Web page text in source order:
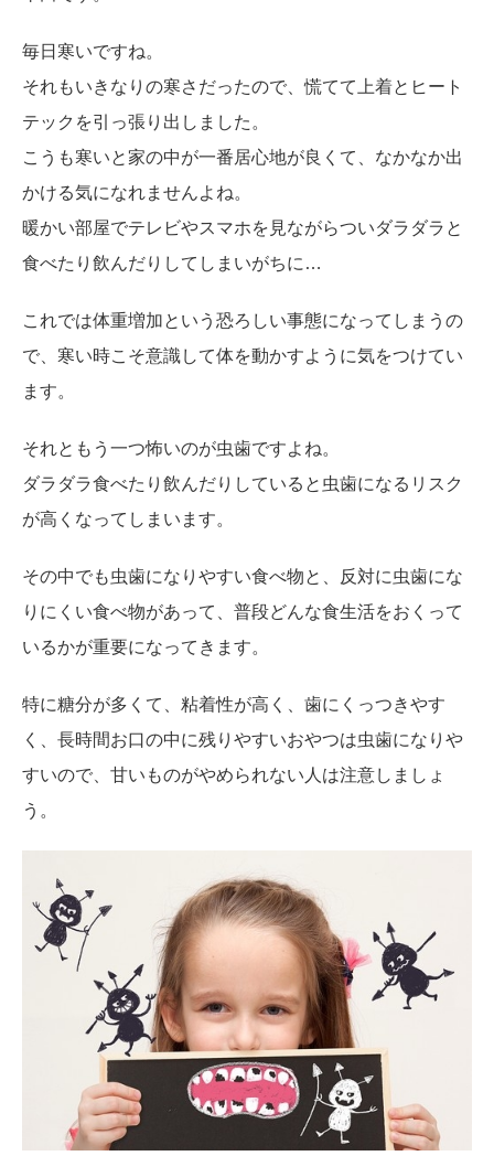
毎日寒いですね。
それもいきなりの寒さだったので、慌てて上着とヒート
テックを引っ張り出しました。
こうも寒いと家の中が一番居心地が良くて、なかなか出
かける気になれませんよね。
暖かい部屋でテレビやスマホを見ながらついダラダラと
食べたり飲んだりしてしまいがちに…
これでは体重増加という恐ろしい事態になってしまうの
で、寒い時こそ意識して体を動かすように気をつけてい
ます。
それともう一つ怖いのが虫歯ですよね。
ダラダラ食べたり飲んだりしていると虫歯になるリスク
が高くなってしまいます。
その中でも虫歯になりやすい食べ物と、反対に虫歯にな
りにくい食べ物があって、普段どんな食生活をおくって
いるかが重要になってきます。
特に糖分が多くて、粘着性が高く、歯にくっつきやす
く、長時間お口の中に残りやすいおやつは虫歯になりや
すいので、甘いものがやめられない人は注意しましょ
う。